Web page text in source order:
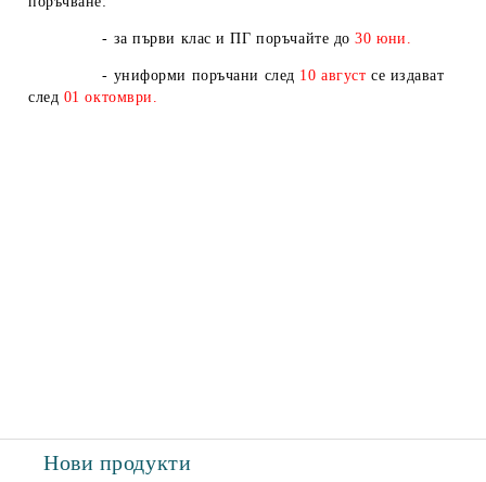
- за първи клас и ПГ поръчайте до30 юни.
- униформи поръчани след 10 август се издават
след 01 октомври.
Нови продукти